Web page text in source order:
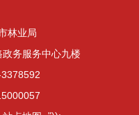
林业局
务服务中心九楼